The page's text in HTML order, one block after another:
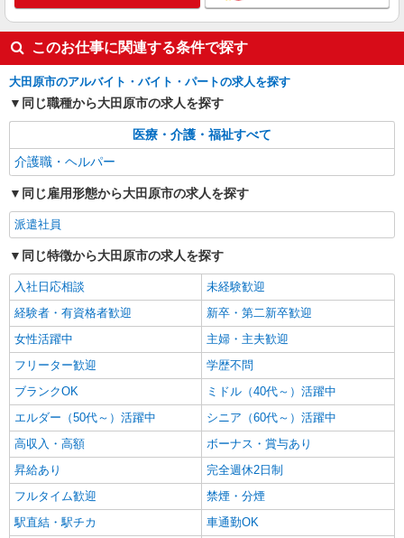
<大田原市>高時給&シフト柔軟でいいとこ取り
♪サ高住の補助STAFF
時給1500円〜2125円 ＜日払い有/週払い有/交
通費全支給(ガソリン代含む)＞
大田原市
詳細を見る
株式会社kotrio /●UT-H-2093971
＼健康的に働こう／利用者さんと一緒に体操や
時給1500円〜2125円 ＜日払い有/週払い有/交
キープ 詳細を見る
派遣社員
株式会社kotrio /●UT-H-1875970
デイサービスSTAFF＊日払いOK！推し活の軍
資金も即ゲット◎
時給1500円〜2125円 ＜日払い有/週払い有/交
通費全支給(ガソリン代含む)＞
キープ 詳細を見る
このお仕事に関連する条件で探す
大田原市のアルバイト・バイト・パートの求人を探す
同じ職種から大田原市の求人を探す
医療・介護・福祉すべて
介護職・ヘルパー
同じ雇用形態から大田原市の求人を探す
派遣社員
同じ特徴から大田原市の求人を探す
入社日応相談
未経験歓迎
経験者・有資格者歓迎
新卒・第二新卒歓迎
女性活躍中
主婦・主夫歓迎
フリーター歓迎
学歴不問
ブランクOK
ミドル（40代～）活躍中
エルダー（50代～）活躍中
シニア（60代～）活躍中
高収入・高額
ボーナス・賞与あり
昇給あり
完全週休2日制
フルタイム歓迎
禁煙・分煙
駅直結・駅チカ
車通勤OK